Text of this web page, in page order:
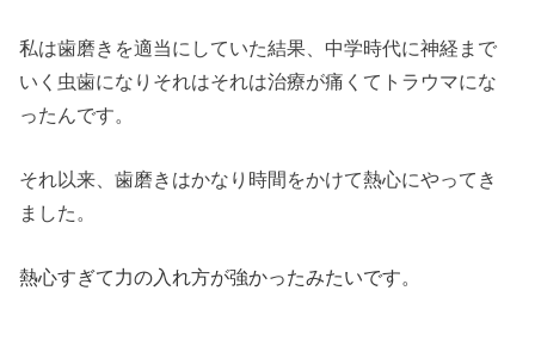
私は歯磨きを適当にしていた結果、中学時代に神経まで
いく虫歯になりそれはそれは治療が痛くてトラウマにな
ったんです。
それ以来、歯磨きはかなり時間をかけて熱心にやってき
ました。
熱心すぎて力の入れ方が強かったみたいです。